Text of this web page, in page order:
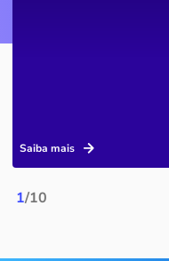
1/10
Saiba mais